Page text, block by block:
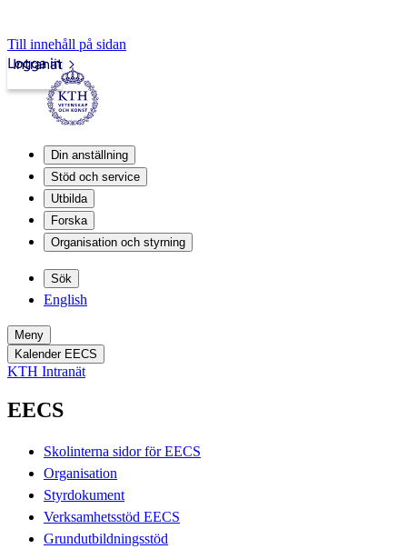
Till innehåll på sidan
Intranät
Logga in
Din anställning
Stöd och service
Utbilda
Forska
Organisation och styrning
Sök
English
Meny
Kalender EECS
KTH Intranät
EECS
Skolinterna sidor för EECS
Organisation
Styrdokument
Verksamhetsstöd EECS
Grundutbildningsstöd